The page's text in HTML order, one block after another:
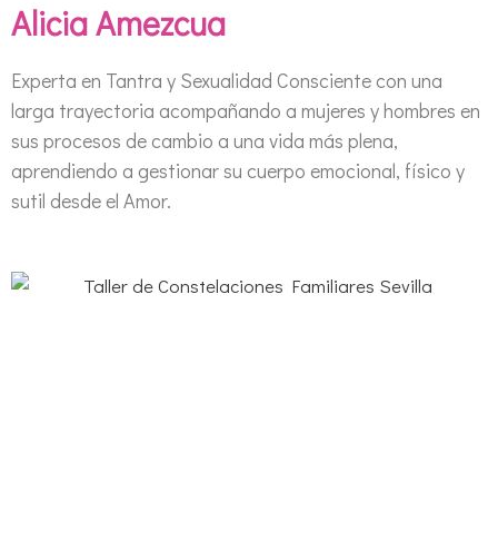
Alicia Amezcua
Experta en Tantra y Sexualidad Consciente con una
larga trayectoria acompañando a mujeres y hombres en
sus procesos de cambio a una vida más plena,
aprendiendo a gestionar su cuerpo emocional, físico y
sutil desde el Amor.